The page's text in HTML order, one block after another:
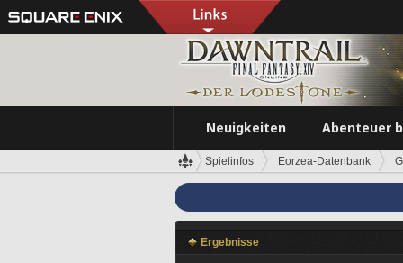
Neuigkeiten Abenteuer
Spielinfos Eorzea-Datenbank
Ergebnisse